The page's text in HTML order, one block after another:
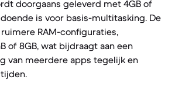
doorgaans geleverd met 4GB of
is voor basis-multitasking. De
RAM-configuraties,
of 8GB, wat bijdraagt aan een
van meerdere apps tegelijk en